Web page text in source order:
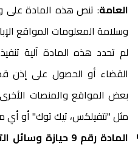
العامة: تنص هذه المادة على
وسلامة المعلومات المواقع
لم تحدد هذه المادة آلية
القضاء أو الحصول على إذن
بعض المواقع والمنصات
مثل "نتفيلكس، تيك توك" أو
المادة رقم 9 حيازة وسائل التشفير